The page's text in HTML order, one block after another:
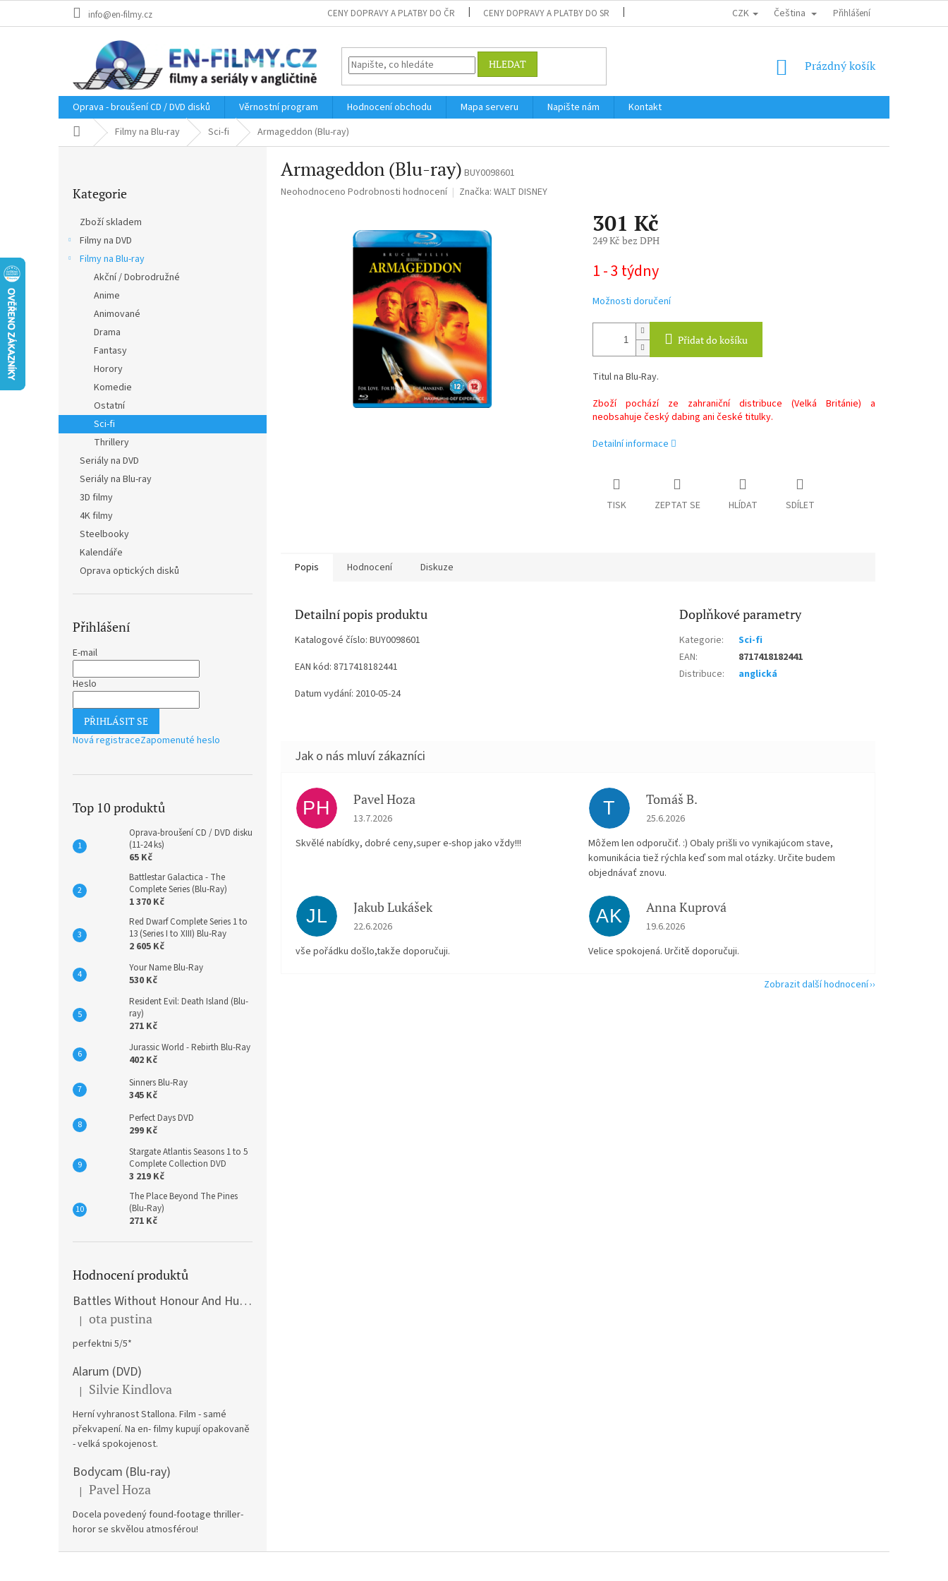
info@en-filmy.cz CENY DOPRAVY A PLATBY DO ČR CENY DOPRAVY A PLATBY DO SR DOPRAVA DO EU / INTERNATIONAL SHIPPING OBCHODNÍ PODMÍNKY
CZK Čeština Přihlášení
HLEDAT
NÁKUPNÍ
Prázdný košík
Oprava - broušení CD / DVD disků Věrnostní program Hodnocení obchodu Mapa serveru Napište nám
Kontakt
Domů Filmy na Blu-ray Sci-fi Armageddon (Blu-ray)
kategorie
Kategorie
Zboží skladem
Filmy na DVD
Filmy na Blu-ray
Akční / Dobrodružné
Anime
Animované
Drama
Fantasy
Horory
Komedie
Ostatní
Sci-fi
Thrillery
Seriály na DVD
Seriály na Blu-ray
3D filmy
4K filmy
Steelbooky
Kalendáře
Oprava optických disků
Přihlášení
E-mail
Heslo
PŘIHLÁSIT SE
Nová registraceZapomenuté heslo
Top 10 produktů
Oprava-broušení CD / DVD disku
(11-24 ks)
65 Kč
Battlestar Galactica - The
Complete Series (Blu-Ray)
1 370 Kč
Red Dwarf Complete Series 1 to
13 (Series I to XIII) Blu-Ray
2 605 Kč
Your Name Blu-Ray
530 Kč
Resident Evil: Death Island (Blu-
ray)
271 Kč
Jurassic World - Rebirth Blu-Ray
402 Kč
Sinners Blu-Ray
345 Kč
Perfect Days DVD
299 Kč
Stargate Atlantis Seasons 1 to 5
Complete Collection DVD
3 219 Kč
The Place Beyond The Pines
(Blu-Ray)
271 Kč
Hodnocení produktů
Battles Without Honour And Humanity / Yakuza Graveyad / Street Mobster DVD
Hodnocení produktu je 5 z 5 hvězdiček.
| ota pustina
perfektni 5/5*
Alarum (DVD)
Hodnocení produktu je 5 z 5 hvězdiček.
| Silvie Kindlova
Herní vyhranost Stallona. Film - samé
překvapení. Na en- filmy kupují opakovaně
- velká spokojenost.
Bodycam (Blu-ray)
Hodnocení produktu je 5 z 5 hvězdiček.
| Pavel Hoza
Docela povedený found-footage thriller-
horor se skvělou atmosférou!
Armageddon (Blu-ray) BUY0098601
Průměrné
Neohodnoceno Podrobnosti hodnocení Značka: WALT DISNEY
301 Kč
249 Kč bez DPH
cena:
1 - 3 týdny
Možnosti doručení
Přidat do košíku
Titul na Blu-Ray.
Zboží pochází ze zahraniční distribuce (Velká Británie) a
neobsahuje český dabing ani české titulky.
Detailní informace
TISK ZEPTAT SE HLÍDAT SDÍLET
Popis Hodnocení Diskuze
Detailní popis produktu
Katalogové číslo: BUY0098601
EAN kód: 8717418182441
Datum vydání: 2010-05-24
Doplňkové parametry
Kategorie:
Sci-fi
EAN:
8717418182441
Distribuce: anglická
PH Pavel Hoza
Hodnocení obchodu je 5 z 5 hvězdiček.
13.7.2026
Skvělé nabídky, dobré ceny,super e-shop jako vždy!!!
T Tomáš B.
Hodnocení obchodu je 5 z 5 hvězdiček.
25.6.2026
Môžem len odporučiť. :) Obaly prišli vo vynikajúcom stave,
komunikácia tiež rýchla keď som mal otázky. Určite budem
objednávať znovu.
JL Jakub Lukášek
Hodnocení obchodu je 5 z 5 hvězdiček.
22.6.2026
vše pořádku došlo,takže doporučuji.
AK Anna Kuprová
Hodnocení obchodu je 5 z 5 hvězdiček.
19.6.2026
Velice spokojená. Určitě doporučuji.
Zobrazit další hodnocení